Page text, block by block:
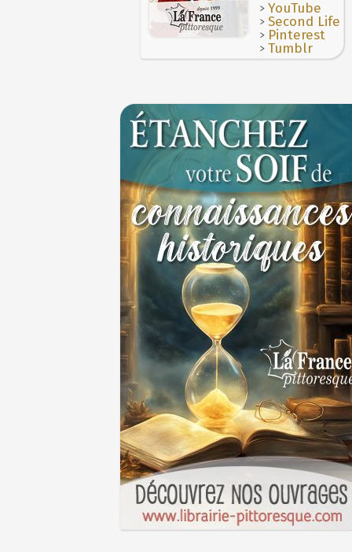
des Francs à Noyon 3 JUILLET >YouTube
>Second Life
> Pinterest
>Tumblr